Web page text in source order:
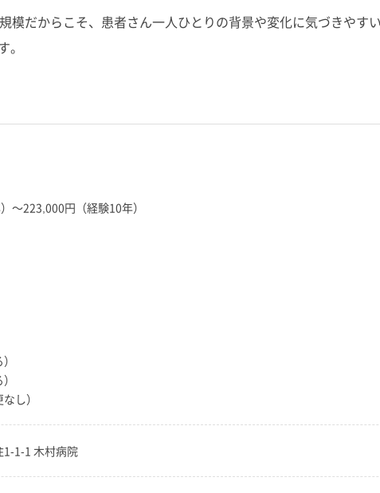
模だからこそ、患者さん一人ひとりの背景や変化に気づきや
～223,000円（経験10年）
し）
1-1-1 木村病院